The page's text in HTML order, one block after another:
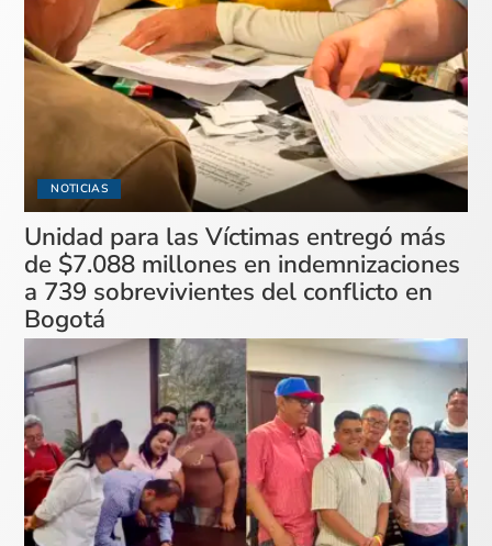
NOTICIAS
Unidad para las Víctimas entregó más
de $7.088 millones en indemnizaciones
a 739 sobrevivientes del conflicto en
Bogotá